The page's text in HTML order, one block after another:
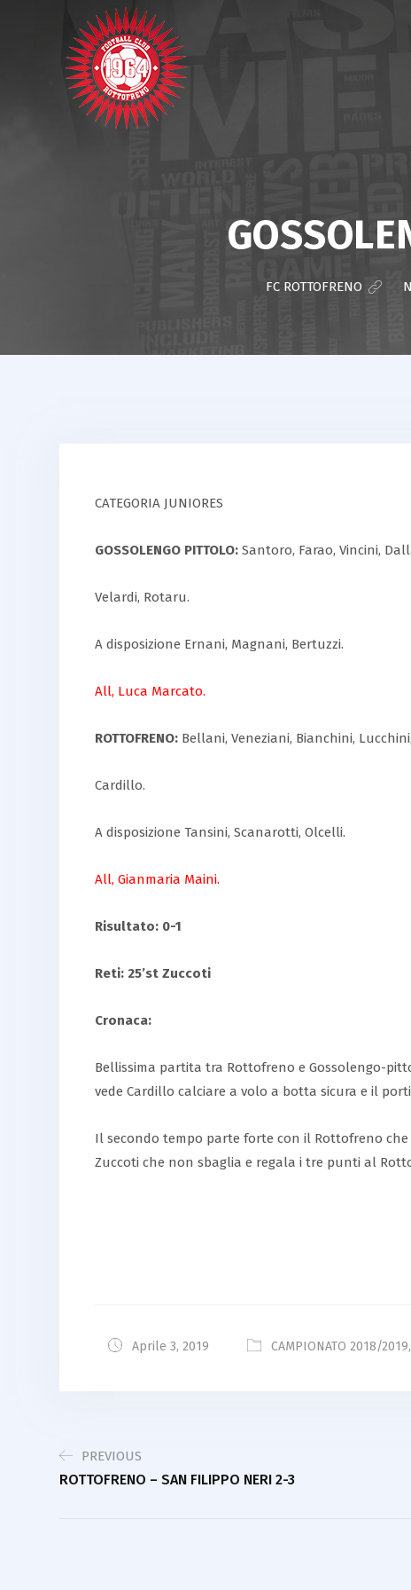
FC ROTTOFRENO
CATEGORIA JUNIORES
GOSSOLENGO PITTOLO: Santoro, Farao, Vincini,
Velardi, Rotaru.
A disposizione Ernani, Magnani, Bertuzzi.
All, Luca Marcato.
ROTTOFRENO: Bellani, Veneziani, Bianchini,
Cardillo.
A disposizione Tansini, Scanarotti, Olcelli.
All, Gianmaria Maini.
Risultato: 0-1
Reti: 25’st Zuccoti
Cronaca:
Bellissima partita tra Rottofreno e Gossolengo-
vede Cardillo calciare a volo a botta sicura e il
Il secondo tempo parte forte con il Rottofreno
Zuccoti che non sbaglia e regala i tre punti al
Aprile 3, 2019 CAMPIONATO 2018/2019,
PREVIOUS
ROTTOFRENO – SAN FILIPPO NERI 2-3